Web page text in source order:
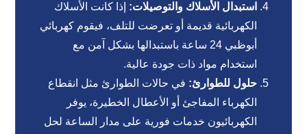
استبدال الأسلاك والتوصيلات: إذا كانت الأسلاك
الكهربائية قديمة أو تعرضت للتلف، فيقوم كهربائي
أبوظبي 24 ساعة باستبدالها بشكل آمن مع
استخدام مواد ذات جودة عالية.
حلول للطوارئ: في حالات الطوارئ مثل انقطاع
الكهرباء المفاجئ أو الأعطال الخطيرة، يوفر
الكهربائيون خدمات فورية على مدار الساعة لحل